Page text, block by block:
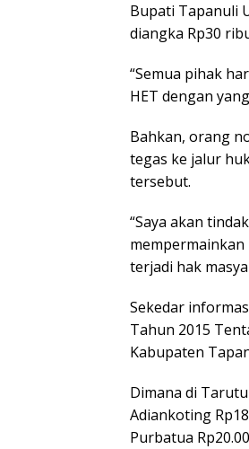
Bupati Tapanuli
diangka Rp30
“Semua pihak
HET dengan
Bahkan, orang
tegas ke jalur
tersebut.
“Saya akan
mempermainkan
terjadi hak
Sekedar
Tahun 2015
Kabupaten
Dimana di
Adiankoting
Purbatua